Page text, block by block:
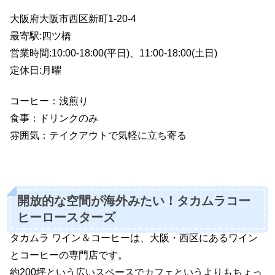
大阪府大阪市西区新町1-20-4
最寄駅:四ツ橋
営業時間:10:00-18:00(平日)、11:00-18:00(土日)
定休日:月曜
コーヒー：浅煎り
食事：ドリンクのみ
雰囲気：テイクアウトで気軽に立ち寄る
開放的な空間が海外みたい！タカムラコー
ヒーロースターズ
タカムラ ワイン＆コーヒーは、大阪・西区にあるワイン
とコーヒーの専門店です。
約200坪という広いスペースでカフェというよりもちょっ